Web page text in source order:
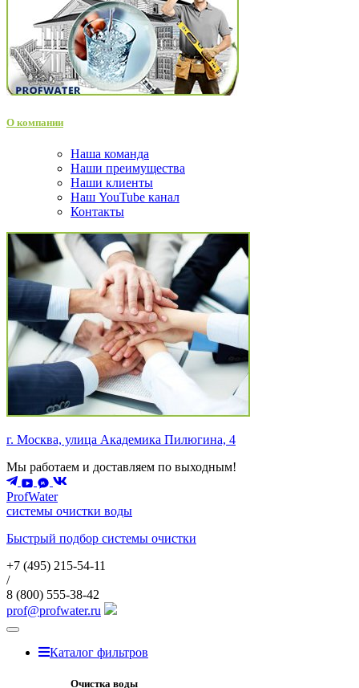
О компании
Наша команда
Наши преимущества
Наши клиенты
Наш YouTube канал
Контакты
г. Москва, улица Академика Пилюгина, 4
Мы работаем и доставляем по выходным!
ProfWater
системы очистки воды
Быстрый подбор системы очистки
+7 (495) 215-54-11
/
8 (800) 555-38-42
prof@profwater.ru
Меню
Каталог фильтров
Очистка воды